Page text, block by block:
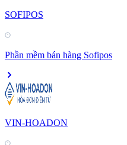
SOFIPOS
Phần mềm bán hàng Sofipos
VIN-HOADON